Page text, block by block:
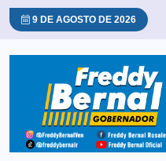
9 DE AGOSTO DE 2026